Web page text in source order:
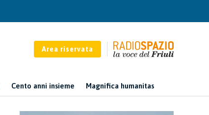
Area riservata
Cento anni insieme Magnifica humanitas